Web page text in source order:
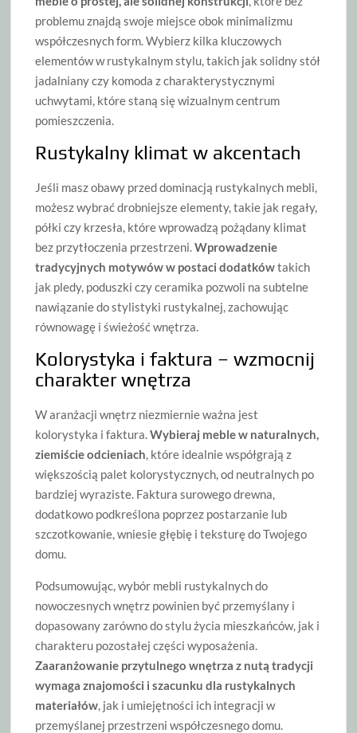
problemu znajdą swoje miejsce obok minimalizmu
współczesnych form. Wybierz kilka kluczowych
elementów w rustykalnym stylu, takich jak solidny stół
jadalniany czy komoda z charakterystycznymi
uchwytami, które staną się wizualnym centrum
pomieszczenia.
Rustykalny klimat w akcentach
Jeśli masz obawy przed dominacją rustykalnych mebli,
możesz wybrać drobniejsze elementy, takie jak regały,
półki czy krzesła, które wprowadzą pożądany klimat
bez przytłoczenia przestrzeni.Wprowadzenie
tradycyjnych motywów w postaci dodatkówtakich
jak pledy, poduszki czy ceramika pozwoli na subtelne
nawiązanie do stylistyki rustykalnej, zachowując
równowagę i świeżość wnętrza.
Kolorystyka i faktura – wzmocnij
charakter wnętrza
W aranżacji wnętrz niezmiernie ważna jest
kolorystyka i faktura.Wybieraj meble w naturalnych,
ziemiście odcieniach, które idealnie współgrają z
większością palet kolorystycznych, od neutralnych po
bardziej wyraziste. Faktura surowego drewna,
dodatkowo podkreślona poprzez postarzanie lub
szczotkowanie, wniesie głębię i teksturę do Twojego
domu.
Podsumowując, wybór mebli rustykalnych do
nowoczesnych wnętrz powinien być przemyślany i
dopasowany zarówno do stylu życia mieszkańców, jak i
charakteru pozostałej części wyposażenia.
Zaaranżowanie przytulnego wnętrza z nutą tradycji
wymaga znajomości i szacunku dla rustykalnych
materiałów, jak i umiejętności ich integracji w
przemyślanej przestrzeni współczesnego domu.